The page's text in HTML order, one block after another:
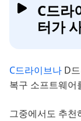
C드라
터가
C드라이브나 D
복구 소프트웨어
그중에서도 추천